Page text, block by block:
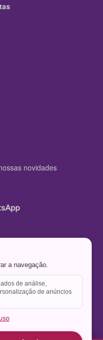
novidades
a navegação.
de análise,
de anúncios